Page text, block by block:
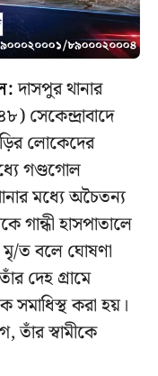
দাসপুর থানার
সেকেন্দ্রাবাদে
লোকেদের
গণ্ডগোল
মধ্যে অচৈতন্য
গান্ধী হাসপাতালে
মৃ/ত বলে ঘোষণা
দেহ গ্রামে
সমাধিস্থ করা হয়।
তাঁর স্বামীকে